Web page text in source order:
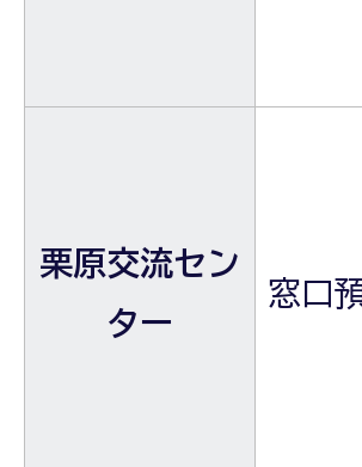
栗原交流セン
ター
窓口